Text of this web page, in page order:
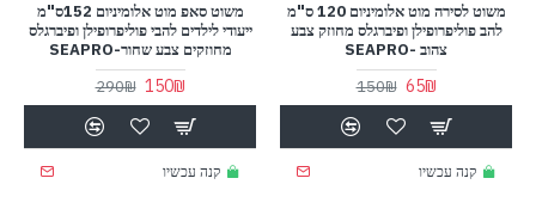
משוט לסירה מוט אלומיניום 120 ס"מ
להב פוליפרופילן ופיברגלס מחוזק צבע
צהוב -SEAPRO
65₪
150₪
קנה עכשיו
משוט סאפ מוט אלומיניום 152ס"מ
ייעודי לילדים להבי פוליפרופילן ופיברגלס
מחוזקים צבע שחור-SEAPRO
150₪
290₪
קנה עכשיו